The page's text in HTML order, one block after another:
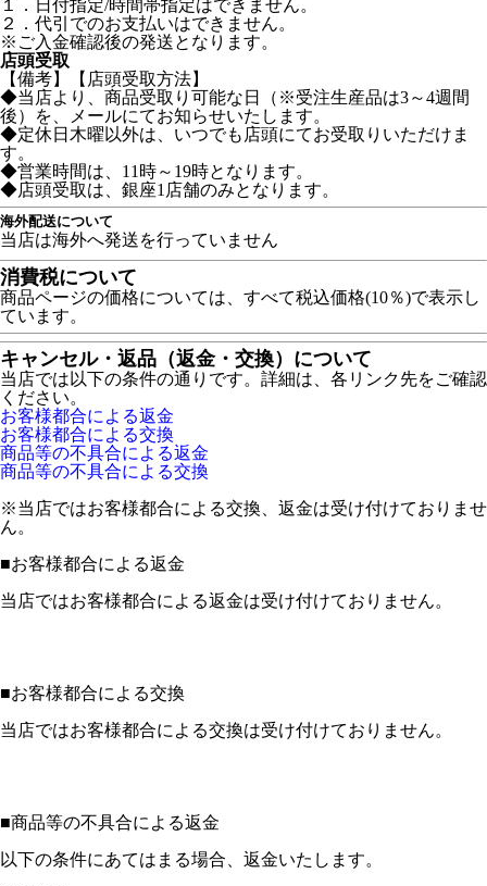
１．日付指定/時間帯指定はできません。
２．代引でのお支払いはできません。
※ご入金確認後の発送となります。
店頭受取
【備考】【店頭受取方法】
◆当店より、商品受取り可能な日（※受注生産品は3～4週間
後）を、メールにてお知らせいたします。
◆定休日木曜以外は、いつでも店頭にてお受取りいただけま
す。
◆営業時間は、11時～19時となります。
◆店頭受取は、銀座1店舗のみとなります。
海外配送について
当店は海外へ発送を行っていません
消費税について
商品ページの価格については、すべて税込価格(10％)で表示し
ています。
キャンセル・返品（返金・交換）について
当店では以下の条件の通りです。詳細は、各リンク先をご確認
ください。
お客様都合による返金
お客様都合による交換
商品等の不具合による返金
商品等の不具合による交換
※当店ではお客様都合による交換、返金は受け付けておりませ
ん。
■お客様都合による返金
当店ではお客様都合による返金は受け付けておりません。
■お客様都合による交換
当店ではお客様都合による交換は受け付けておりません。
■商品等の不具合による返金
以下の条件にあてはまる場合、返金いたします。